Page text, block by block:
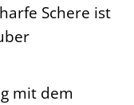
Schere ist
mit dem